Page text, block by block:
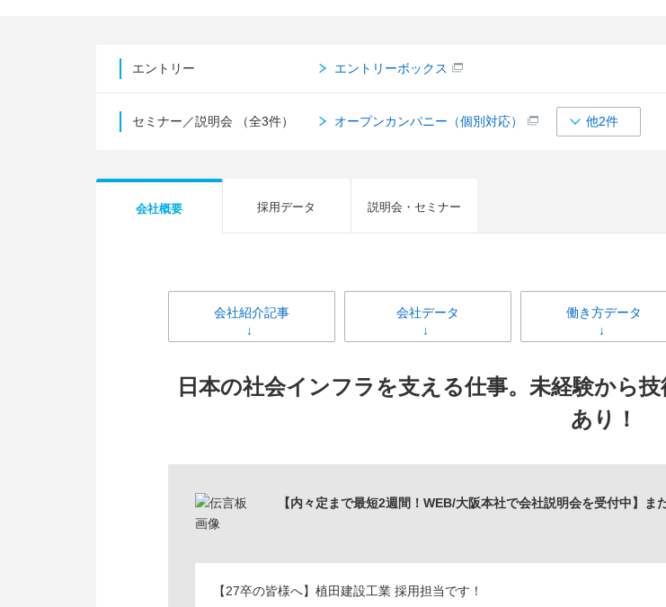
エントリー エントリーボックス
セミナー／説明会 （全3件） オープンカンパニー（個別対応） 他2件
会社概要 採用データ 説明会・セミナー
会社紹介記事 会社データ 働き方データ
日本の社会インフラを支える仕事。未経験から
あり！
【内々定まで最短2週間！WEB/大阪本社で会社説明会を受付中】ま
【27卒の皆様へ】植田建設工業 採用担当です！